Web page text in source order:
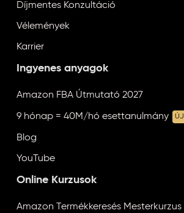
Díjmentes Konzultáció
Vélemények
Karrier
Ingyenes anyagok
Amazon FBA Útmutató 2027
9 hónap = 40M/hó esettanulmány ÚJ
Blog
YouTube
Online Kurzusok
Amazon Termékkeresés Mesterkurzus